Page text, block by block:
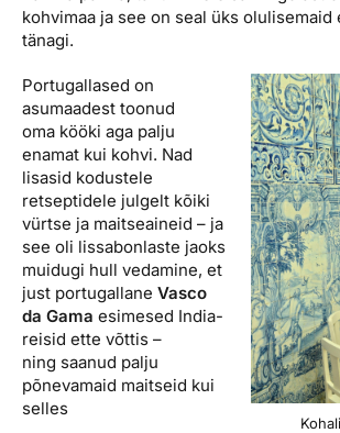
kohvimaa ja see on seal üks
tänagi.
Portugallased on
asumaadest toonud
oma kööki aga palju
enamat kui kohvi. Nad
lisasid kodustele
retseptidele julgelt kõiki
vürtse ja maitseaineid – ja
see oli lissabonlaste jaoks
muidugi hull vedamine, et
just portugallane Vasco
da Gama esimesed India-
reisid ette võttis –
ning saanud palju
põnevamaid maitseid kui
selles